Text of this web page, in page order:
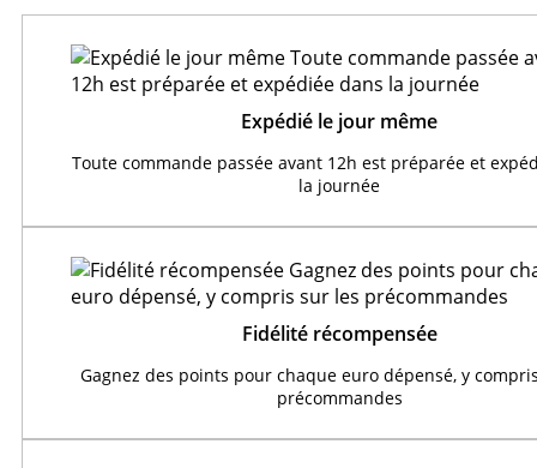
Expédié le jour même
Toute commande passée avant 12h est préparée et
la journée
Fidélité récompensée
Gagnez des points pour chaque euro dépensé, y
précommandes